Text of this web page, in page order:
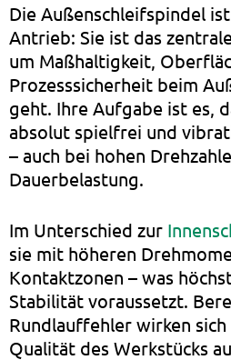
Die Außenschleifspindel
Antrieb: Sie ist das
um Maßhaltigkeit,
Prozesssicherheit beim
geht. Ihre Aufgabe ist es,
absolut spielfrei und
– auch bei hohen
Dauerbelastung.
Im Unterschied zur
sie mit höheren
Kontaktzonen – was
Stabilität voraussetzt.
Rundlauffehler wirken
Qualität des Werkstücks